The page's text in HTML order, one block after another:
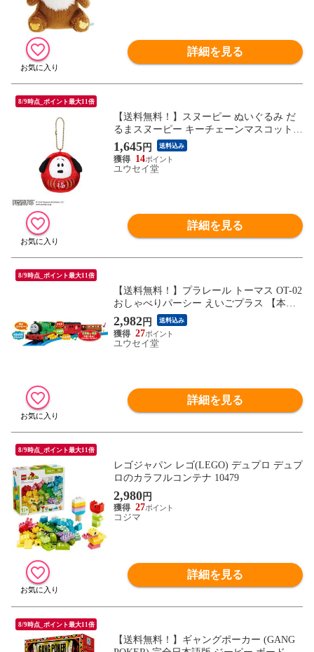
詳細を見る
8/9時点_ポイント最大11倍
【送料無料！】スヌーピー ぬいぐるみ だ
るまスヌーピー キーチェーンマスコット
(赤色・レッド) 【ボールチェーンマスコッ
トキーホルダー 縁起物 達磨 お正月 福寄せ
】
1,645円 送料込み
14
ユウセイ堂
詳細を見る
8/9時点_ポイント最大11倍
【送料無料！】プラレール トーマス OT-02
おしゃべりパーシー えいごプラス 【本体
英語 日本語 車両単品(編成車両) 電車 きか
んしゃトーマスシリーズ 機関車タカラトミ
ー】
2,982円 送料込み
27
ユウセイ堂
詳細を見る
8/9時点_ポイント最大11倍
レゴジャパン レゴ(LEGO) デュプロ デュプ
ロのカラフルコンテナ 10479
2,980円
27
コジマ
詳細を見る
8/9時点_ポイント最大11倍
【送料無料！】ギャングポーカー (GANG